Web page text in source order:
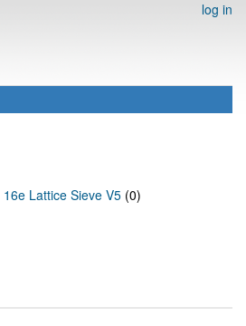
log in
16e Lattice Sieve V5 (0)